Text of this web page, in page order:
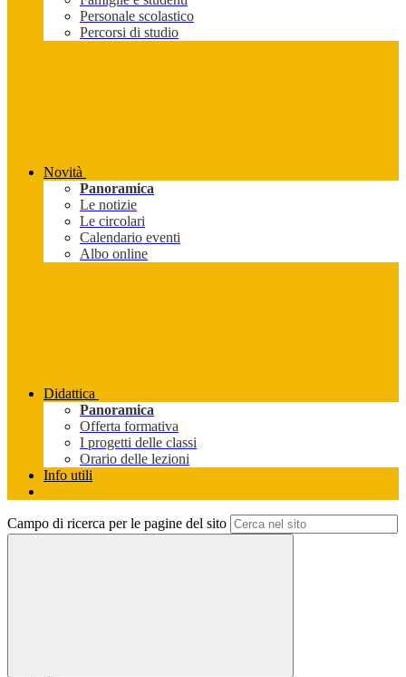
Personale scolastico
Percorsi di studio
Novità
Panoramica
Le notizie
Le circolari
Calendario eventi
Albo online
Didattica
Panoramica
Offerta formativa
I progetti delle classi
Orario delle lezioni
Info utili
Campo di ricerca per le pagine del sito